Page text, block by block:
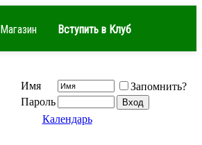
Магазин Вступить в Клуб
Имя
Запомнить?
Пароль
Календарь